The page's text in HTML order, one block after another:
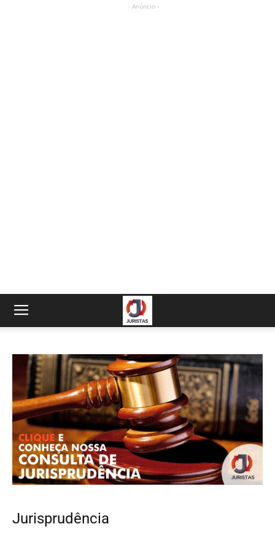
- Anúncio -
Jurisprudência